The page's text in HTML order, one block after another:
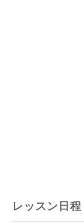
レッスン日程